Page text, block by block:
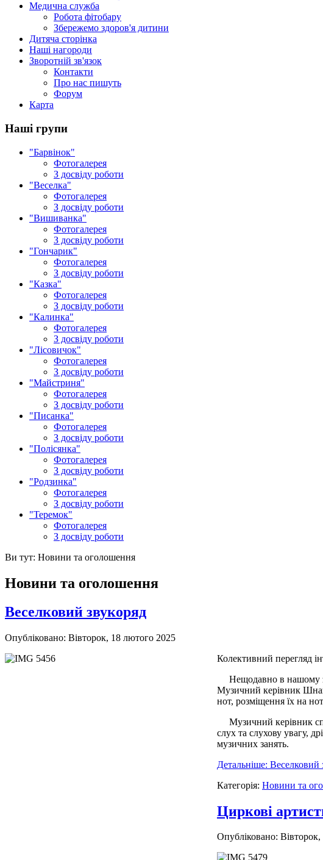
Медична служба
Робота фітобару
Збережемо здоров'я дитини
Дитяча сторінка
Наші нагороди
Зворотній зв'язок
Контакти
Про нас пишуть
Форум
Карта
Наші групи
"Барвінок"
Фотогалерея
З досвіду роботи
"Веселка"
Фотогалерея
З досвіду роботи
"Вишиванка"
Фотогалерея
З досвіду роботи
"Гончарик"
Фотогалерея
З досвіду роботи
"Казка"
Фотогалерея
З досвіду роботи
"Калинка"
Фотогалерея
З досвіду роботи
"Лісовичок"
Фотогалерея
З досвіду роботи
"Майстриня"
Фотогалерея
З досвіду роботи
"Писанка"
Фотогалерея
З досвіду роботи
"Полісянка"
Фотогалерея
З досвіду роботи
"Родзинка"
Фотогалерея
З досвіду роботи
"Теремок"
Фотогалерея
З досвіду роботи
Ви тут: Новини та оголошення
Новини та оголошення
Веселковий звукоряд
Опубліковано: Вівторок, 18 лютого 2025
Колективний перегляд
Нещодавно в нашому
Музичний керівник
нот, розміщення їх на
Музичний керівник
слух та слухову увагу,
музичних занять.
Детальніше: Веселковий
Категорія: Новини та
Циркові
Опубліковано: